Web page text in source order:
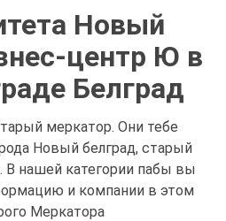
Новый
центр Ю в
Белград
меркатор. Они тебе
Новый белград, старый
В нашей категории пабы вы
и компании в этом
Меркатора